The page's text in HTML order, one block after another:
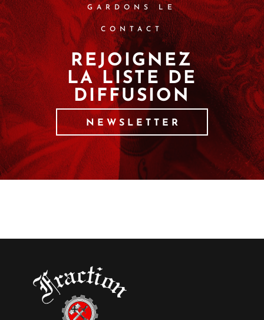
GARDONS LE
CONTACT
REJOIGNEZ
LA LISTE DE
DIFFUSION
NEWSLETTER